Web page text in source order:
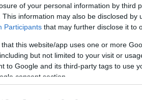
of your personal information by third
This information may also be disclosed by
Participants that may further disclose it to
that this website/app uses one or more
but not limited to your visit or
to Google and its third-party tags to use
consent section.
amikor egy
volna le a
60 százalékos